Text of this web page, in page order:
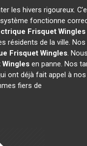
les hivers rigoureux.
fonctionne
Frisquet Wingles
résidents de la ville.
Frisquet Wingles.
Winglesen panne. Nos
ont déjà fait appel à
fiers de